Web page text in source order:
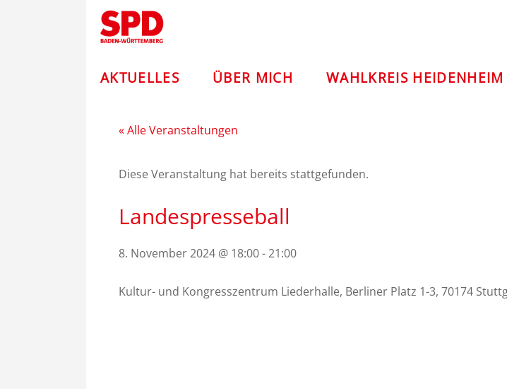
Andreas
AKTUELLES ÜBER MICH WAHLKREIS HEIDENHEIM
« Alle Veranstaltungen
Diese Veranstaltung hat bereits stattgefunden.
Landespresseball
8. November 2024 @ 18:00-21:00
Kultur- und Kongresszentrum Liederhalle, Berliner Platz 1-3, 70174